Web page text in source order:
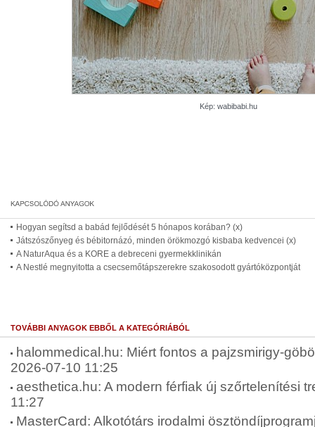
Kép: wabibabi.hu
Hogyan segítsd a babád fejlődését 5 hónapos korában? (x)
Játszószőnyeg és bébitornázó, minden örökmozgó kisbaba kedvencei (x)
A NaturAqua és a KORE a debreceni gyermekklinikán
A Nestlé megnyitotta a csecsemőtápszerekre szakosodott gyártóközpontját
TOVÁBBI ANYAGOK EBBŐL A KATEGÓRIÁBÓL
halommedical.hu: Miért fontos a pajzsmirigy-
2026-07-10 11:25
aesthetica.hu: A modern férfiak új szőrtelenítési
11:27
MasterCard: Alkotótárs irodalmi